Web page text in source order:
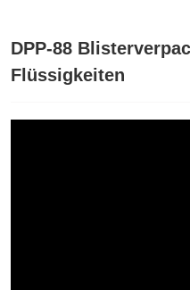
DPP-88
Flüssigkeiten